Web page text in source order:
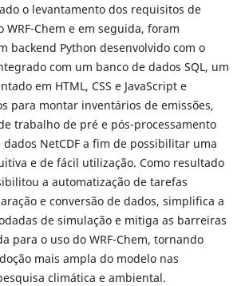
o levantamento dos requisitos de
WRF-Chem e em seguida, foram
backend Python desenvolvido com o
com um banco de dados SQL, um
em HTML, CSS e JavaScript e
para montar inventários de emissões,
trabalho de pré e pós-processamento
NetCDF a fim de possibilitar uma
e de fácil utilização. Como resultado
a automatização de tarefas
e conversão de dados, simplifica a
de simulação e mitiga as barreiras
para o uso do WRF-Chem, tornando
mais ampla do modelo nas
climática e ambiental.